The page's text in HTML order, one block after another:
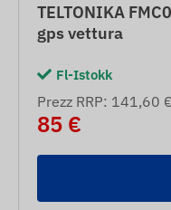
TELTONIKA
gps vettura
Fl-Istokk
Prezz RRP: 141,60 €
85 €